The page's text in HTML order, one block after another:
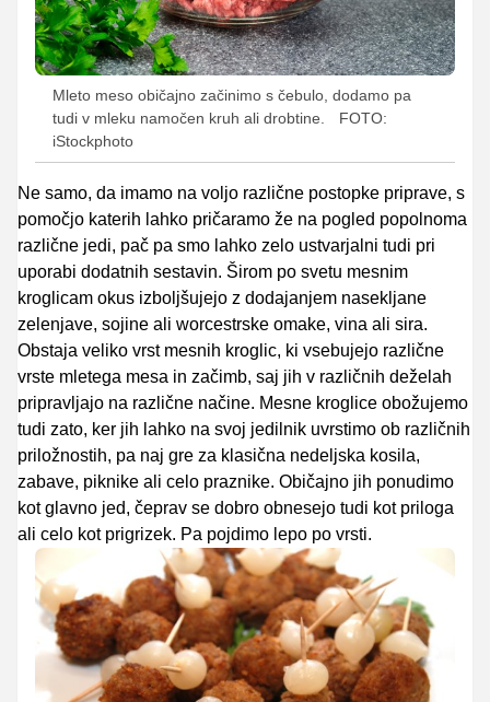
Mleto meso običajno začinimo s čebulo, dodamo pa
tudi v mleku namočen kruh ali drobtine.
FOTO:
iStockphoto
Ne samo, da imamo na voljo različne postopke priprave, s
pomočjo katerih lahko pričaramo že na pogled popolnoma
različne jedi, pač pa smo lahko zelo ustvarjalni tudi pri
uporabi dodatnih sestavin. Širom po svetu mesnim
kroglicam okus izboljšujejo z dodajanjem nasekljane
zelenjave, sojine ali worcestrske omake, vina ali sira.
Obstaja veliko vrst mesnih kroglic, ki vsebujejo različne
vrste mletega mesa in začimb, saj jih v različnih deželah
pripravljajo na različne načine. Mesne kroglice obožujemo
tudi zato, ker jih lahko na svoj jedilnik uvrstimo ob različnih
priložnostih, pa naj gre za klasična nedeljska kosila,
zabave, piknike ali celo praznike. Običajno jih ponudimo
kot glavno jed, čeprav se dobro obnesejo tudi kot priloga
ali celo kot prigrizek. Pa pojdimo lepo po vrsti.